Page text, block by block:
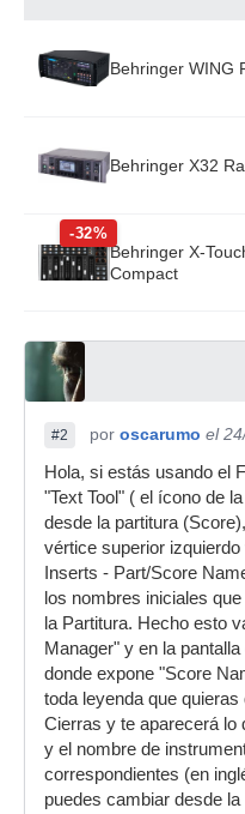
Behringer WING
Behringer X32
-32%
Behringer X-
Compact
#2 por oscarumo el
Hola, si estás usando el
"Text Tool" ( el ícono de
desde la partitura
vértice superior
Inserts - Part/Score
los nombres iniciales
la Partitura. Hecho esto
Manager" y en la
donde expone "Score
toda leyenda que
Cierras y te aparecerá lo
y el nombre de
correspondientes (en
puedes cambiar desde